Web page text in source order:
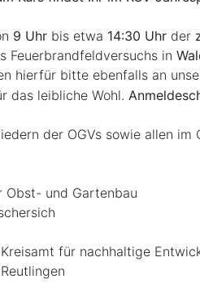
9 Uhr bis etwa 14:30 Uhr der
Feuerbrandfeldversuchs in
hierfür bitte ebenfalls an
das leibliche Wohl.
der OGVs sowie allen
Obst- und Gartenbau
für nachhaltige